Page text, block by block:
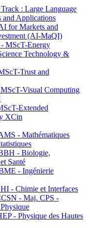
: Large Language
and Applications
for Markets and
(AI-MaQI)
MScT-Energy
Technology &
Trust and
Visual Computing
Extended
XCin
- Mathématiques
- Biologie,
Santé
- Ingénierie
- Chimie et Interfaces
- Maj. CPS -
- Physique des Hautes